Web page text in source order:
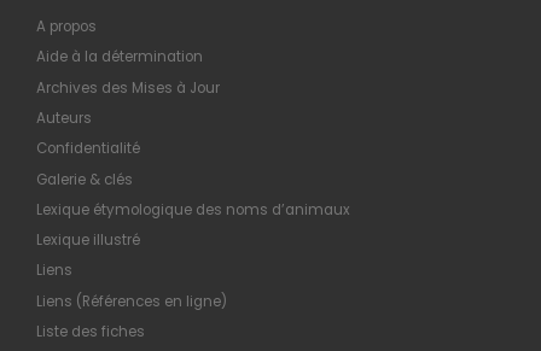
A propos
Aide à la détermination
Archives des Mises à Jour
Auteurs
Confidentialité
Galerie & clés
Lexique étymologique des noms d’animaux
Lexique illustré
Liens
Liens (Références en ligne)
Liste des fiches